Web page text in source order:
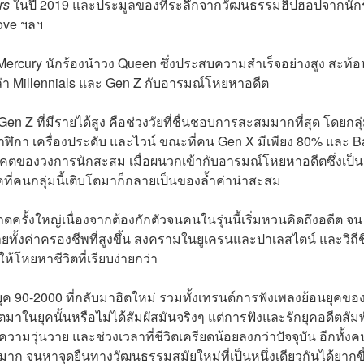
ในปี 2019 และประมูลของที่ระลึกจากวัฒนธรรมฮิปฮอปจากนัก
ฯลฯ
นักร้องนำวง Queen ซึ่งประสบความสำเร็จอย่างสูง สะท้
Millennials และ Gen Z กับอารมณ์โหยหาอดีต
Z ที่มีรายได้สูง คือช่วงวัยที่ชื่นชอบการสะสมมากที่สุด โดยก
กา เครื่องประดับ และไวน์ ขณะที่คน Gen X มีเพียง 80% และ
ของวงการนักสะสม เมื่อผนวกเข้ากับอารมณ์โหยหาอดีตซึ่งเป็น
คนกลุ่มนี้เติบโตมาก็กลายเป็นของล้ำค่าน่าสะสม
ครั้งใหญ่เนื่องจากต้องกักตัวจนคนในรุ่นนี้เริ่มหวนคิดถึงอดีต จน
งค่าครองชีพที่สูงขึ้น สงครามในยูเครนและปาเลสไตน์ และวิถี
โหยหาชีวิตที่เรียบง่ายกว่า
2000 ที่กลับมาฮิตใหม่ รวมทั้งเทรนด์การฟังเพลงย้อนยุคขอ
มาในยุคนั้นหรือไม่ได้สัมผัสมันจริงๆ แต่การฟังและรักยุคอดีตสั
ามวุ่นวาย และช่วงเวลาที่ชีวิตเครียดน้อยลงกว่าปัจจุบัน อีกทั้ง
าก จนหาจุดยืนทางวัฒนธรรมสมัยใหม่ที่เป็นหนึ่งเดียวกันได้ยาก